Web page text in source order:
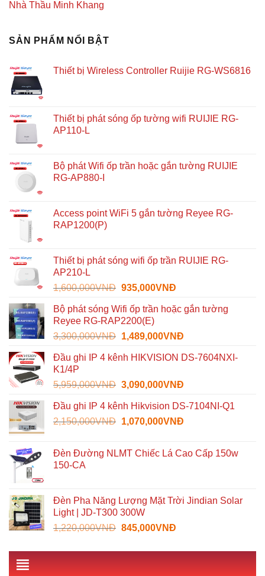
Nhà Thầu Minh Khang
SẢN PHẨM NỔI BẬT
Thiết bị Wireless Controller Ruijie RG-WS6816
Thiết bị phát sóng ốp tường wifi RUIJIE RG-
AP110-L
Bộ phát Wifi ốp trần hoặc gắn tường RUIJIE
RG-AP880-I
Access point WiFi 5 gắn tường Reyee RG-
RAP1200(P)
Thiết bị phát sóng wifi ốp trần RUIJIE RG-
AP210-L
1,600,000VNĐ Giá
là:
1,600,000VNĐ.
935,000VNĐGiá
tại
935,000VNĐ.
Bộ phát sóng Wifi ốp trần hoặc gắn tường
Reyee RG-RAP2200(E)
3,300,000VNĐ Giá
là:
1,489,000VNĐGiá
tại
1,489,000VNĐ.
Đầu ghi IP 4 kênh HIKVISION DS-7604NXI-
K1/4P
5,959,000VNĐ Giá
là:
5,959,000VNĐ.
3,090,000VNĐGiá
tại
là:
Đầu ghi IP 4 kênh Hikvision DS-7104NI-Q1
2,150,000VNĐ Giá
2,150,000VNĐ.
1,070,000VNĐGiá
là:
Đèn Đường NLMT Chiếc Lá Cao Cấp 150w
150-CA
Đèn Pha Năng Lượng Mặt Trời Jindian Solar
Light | JD-T300 300W
1,220,000VNĐ Giá
là:
845,000VNĐGiá
tại